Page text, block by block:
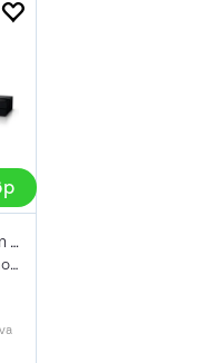
Epson SureColor SC-P900
A2 Photo Printer